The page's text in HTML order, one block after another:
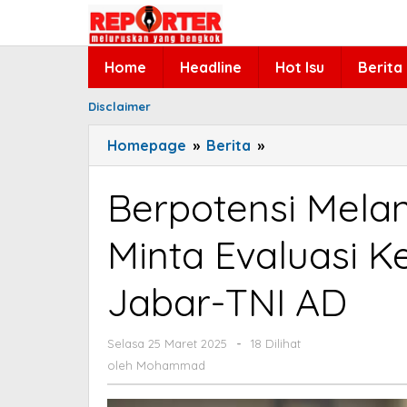
Home Headline Hot Isu Berita
Disclaimer
Homepage » Berita »
Melanggar
TNI,
I
Evaluasi
Kerjasama
Pemprov
TNI
Berpotensi
Minta Evaluasi
Jabar-TNI AD
Selasa 25 Maret 2025
oleh
-
18 Dilihat
oleh Mohammad